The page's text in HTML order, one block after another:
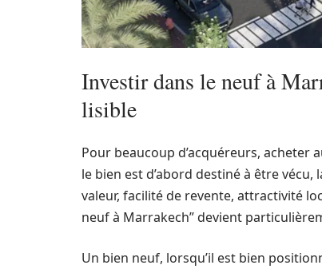
Investir dans le neuf à
lisible
Pour beaucoup d’acquéreurs, acheter
le bien est d’abord destiné à être
valeur, facilité de revente, attractivité
neuf à Marrakech” devient
Un bien neuf, lorsqu’il est bien